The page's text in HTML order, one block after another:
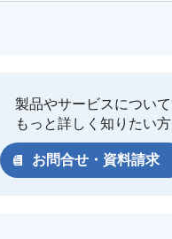
製品やサービスについて
もっと詳しく知りたい方
お問合せ・資料請求